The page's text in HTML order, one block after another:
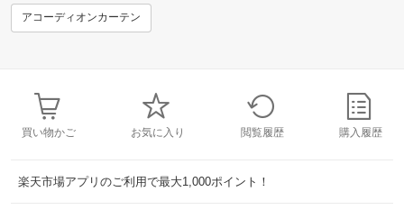
アコーディオンカーテン
買い物かご お気に入り 閲覧履歴 購入履歴
楽天市場アプリのご利用で最大1,000ポイント！